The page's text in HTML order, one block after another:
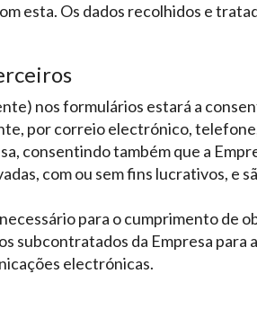
Os dados recolhidos e
nos formulários estará a
por correio electrónico,
consentindo também que a
com ou sem fins lucrativos,
para o cumprimento de
subcontratados da Empresa
electrónicas.